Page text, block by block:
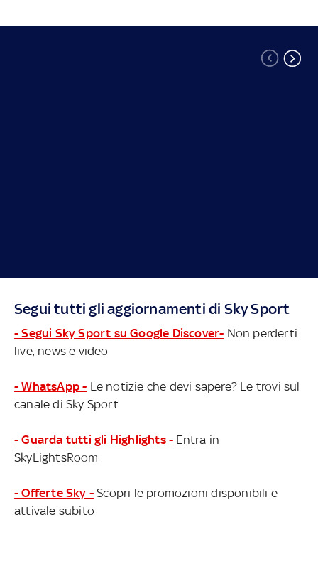
Segui tutti gli aggiornamenti di Sky Sport
- Segui Sky Sport su Google Discover- Non perderti
live, news e video
- WhatsApp - Le notizie che devi sapere? Le trovi sul
canale di Sky Sport
- Guarda tutti gli Highlights - Entra in
SkyLightsRoom
- Offerte Sky - Scopri le promozioni disponibili e
attivale subito